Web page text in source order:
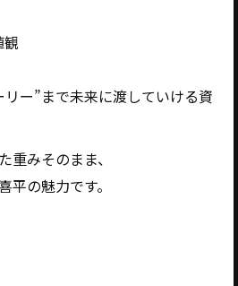
観
ー”まで未来に渡していける資
重みそのまま、
平の魅力です。